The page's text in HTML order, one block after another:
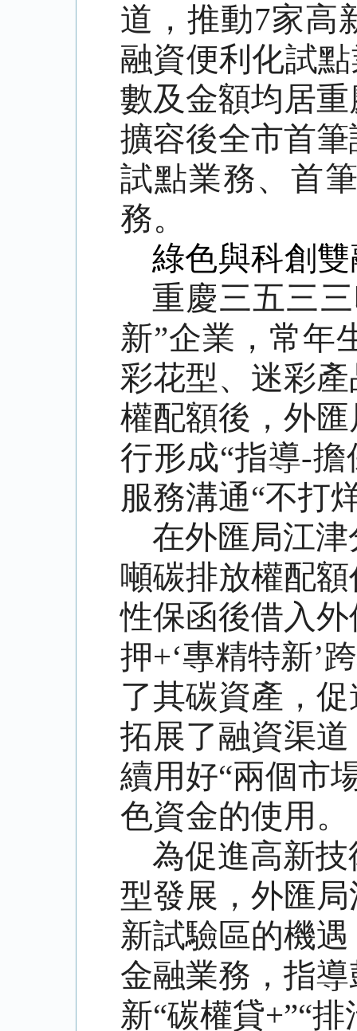
道，推動7家高
融資便利化試
數及金額均居
擴容後全市首
試點業務、首
務。
綠色與科創
重慶三五三
新”企業，常年
彩花型、迷彩
權配額後，外
行形成“指導-
服務溝通“不打
在外匯局江
噸碳排放權配
性保函後借入
押+‘專精特新’
了其碳資產，
拓展了融資渠
續用好“兩個市
色資金的使用。
為促進高新
型發展，外匯
新試驗區的機
金融業務，指
新“碳權貸+”“